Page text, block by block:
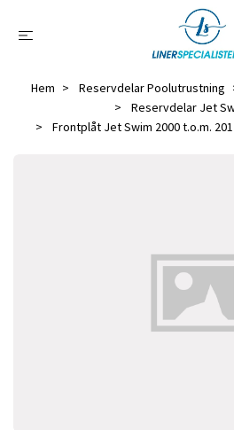
Hem Reservdelar Poolutrustning
Reservdelar Jet
Frontplåt Jet Swim 2000 t.o.m.